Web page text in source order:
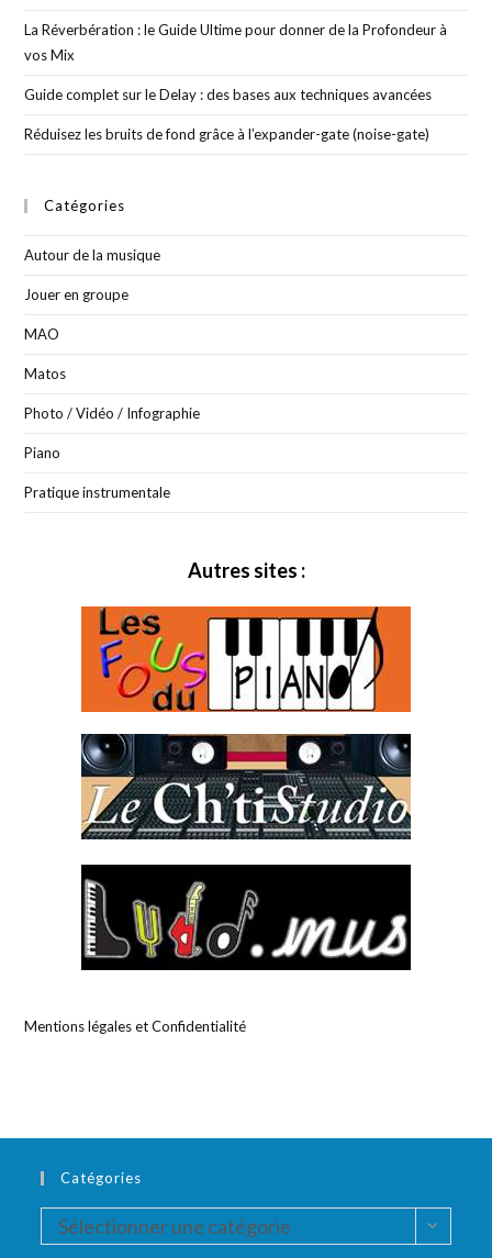
La Réverbération : le Guide Ultime pour donner de la Profondeur à
vos Mix
Guide complet sur le Delay : des bases aux techniques avancées
Réduisez les bruits de fond grâce à l’expander-gate (noise-gate)
Catégories
Autour de la musique
Jouer en groupe
MAO
Matos
Photo / Vidéo / Infographie
Piano
Pratique instrumentale
Autres sites :
Mentions légales et Confidentialité
Catégories
Catégories
Sélectionner une catégorie